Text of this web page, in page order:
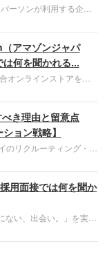
ーソンが利用する企業
ご紹介します。今回はク
ームを提供する
ト・ジャパン）株式会
研究にご活用くださ
（アマゾンジャパ
何を聞かれる...
オンラインストアを運
。中途採用面接では
ーダーシップの発揮、
、人間性やカルチャーフ
期的に成長できる仲間
ます。
き理由と留意点
ョン戦略】
リクルーティング・パ
コミサイト「キャリコ
お勧めするイチオシ企業
業研究にご活用くださ
用面接では何を聞か
い、出会い。」を実現
ほか、「人間性」も評価